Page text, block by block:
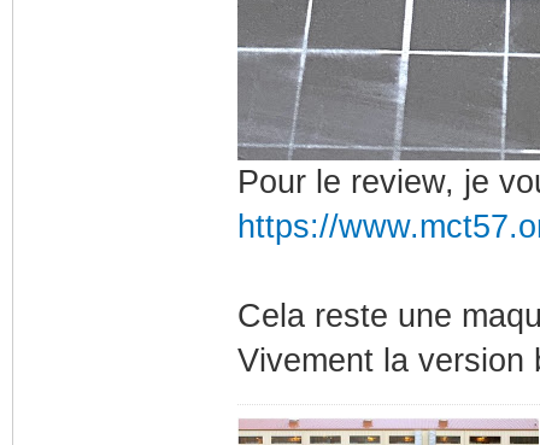
Pour le review, je
https://
Cela reste une
Vivement la version